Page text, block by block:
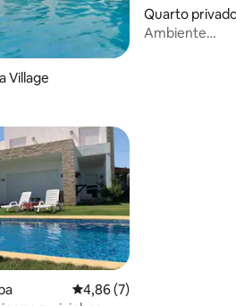
Village
Quarto
Ambiente
Classificação média de
4,86 (7)